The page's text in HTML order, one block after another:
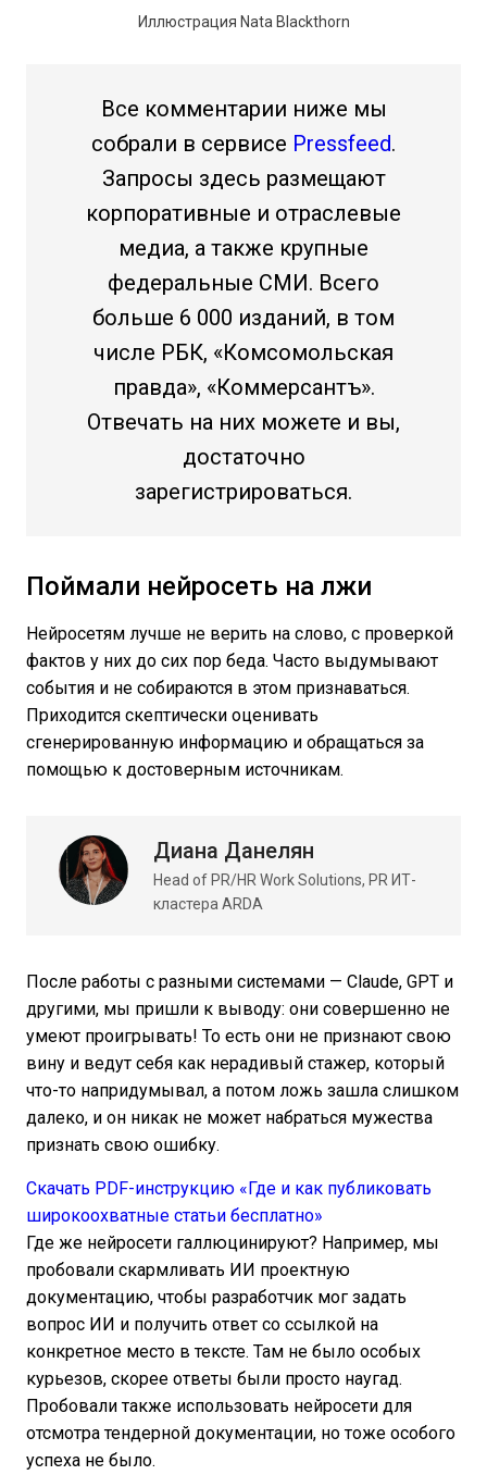
Иллюстрация Nata Blackthorn
Все комментарии ниже мы
собрали в сервисе Pressfeed.
Запросы здесь размещают
корпоративные и отраслевые
медиа, а также крупные
федеральные СМИ. Всего
больше 6 000 изданий, в том
числе РБК, «Комсомольская
правда», «Коммерсантъ».
Отвечать на них можете и вы,
достаточно
зарегистрироваться.
Поймали нейросеть на лжи
Нейросетям лучше не верить на слово, с проверкой
фактов у них до сих пор беда. Часто выдумывают
события и не собираются в этом признаваться.
Приходится скептически оценивать
сгенерированную информацию и обращаться за
помощью к достоверным источникам.
Диана Данелян
Head of PR/HR Work Solutions, PR ИТ-
кластера ARDA
После работы с разными системами — Claude, GPT и
другими, мы пришли к выводу: они совершенно не
умеют проигрывать! То есть они не признают свою
вину и ведут себя как нерадивый стажер, который
что-то напридумывал, а потом ложь зашла слишком
далеко, и он никак не может набраться мужества
признать свою ошибку.
Скачать PDF-инструкцию «Где и как публиковать
широкоохватные статьи бесплатно»
Где же нейросети галлюцинируют? Например, мы
пробовали скармливать ИИ проектную
документацию, чтобы разработчик мог задать
вопрос ИИ и получить ответ со ссылкой на
конкретное место в тексте. Там не было особых
курьезов, скорее ответы были просто наугад.
Пробовали также использовать нейросети для
отсмотра тендерной документации, но тоже особого
успеха не было.